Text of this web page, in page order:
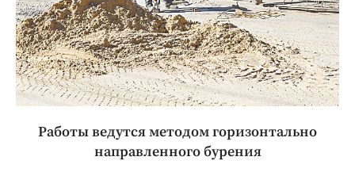
Работы ведутся методом горизонтально
направленного бурения